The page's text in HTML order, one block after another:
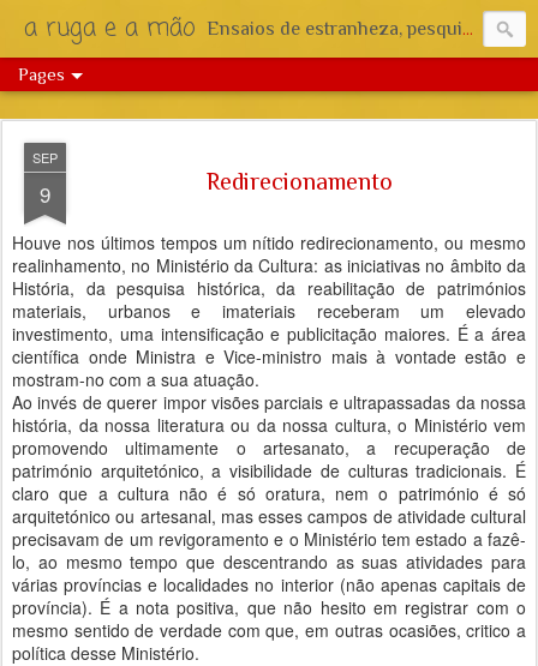
a ruga e a mão Ensaios de estranheza, pesquisa e reflexão.
Pages
SEP
9 Redirecionamento
Houve nos últimos tempos um nítido redirecionamento, ou mesmo
realinhamento, no Ministério da Cultura: as iniciativas no âmbito da
História, da pesquisa histórica, da reabilitação de patrimónios
materiais, urbanos e imateriais receberam um elevado
investimento, uma intensificação e publicitação maiores. É a área
científica onde Ministra e Vice-ministro mais à vontade estão e
mostram-no com a sua atuação.
Ao invés de querer impor visões parciais e ultrapassadas da nossa
história, da nossa literatura ou da nossa cultura, o Ministério vem
promovendo ultimamente o artesanato, a recuperação de
património arquitetónico, a visibilidade de culturas tradicionais. É
claro que a cultura não é só oratura, nem o património é só
arquitetónico ou artesanal, mas esses campos de atividade cultural
precisavam de um revigoramento e o Ministério tem estado a fazê-
lo, ao mesmo tempo que descentrando as suas atividades para
várias províncias e localidades no interior (não apenas capitais de
província). É a nota positiva, que não hesito em registrar com o
mesmo sentido de verdade com que, em outras ocasiões, critico a
política desse Ministério.